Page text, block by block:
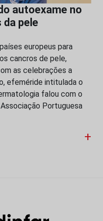
autoexame no
pele
europeus para
cancros de pele,
as celebrações a
efeméride intitulada o
falou com o
Portuguesa
+